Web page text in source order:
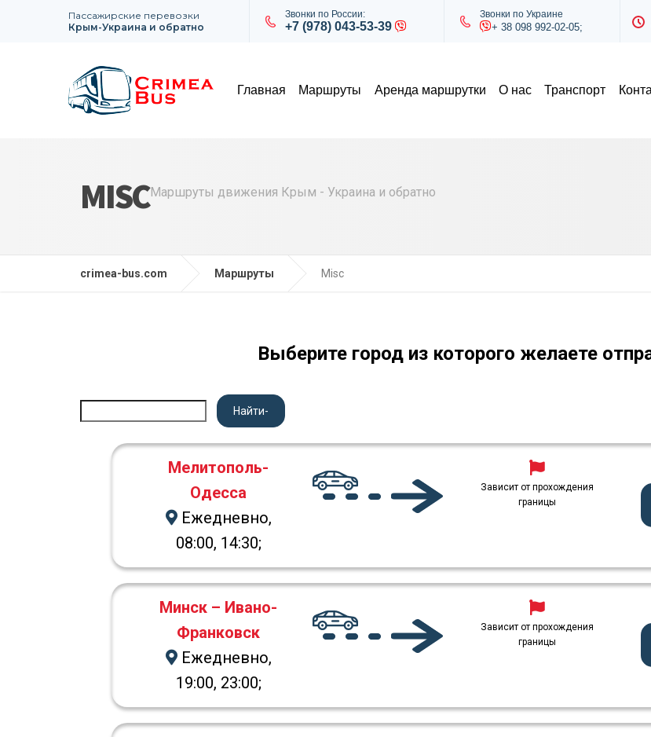
Пассажирские перевозки
Крым-Украина и обратно
Звонки по России:
+7 (978) 043-53-39
Звонки по Украине
+ 38 098 992-02-05;
Главная Маршруты Аренда маршрутки О нас Транспорт
MISCМаршруты движения Крым - Украина и обратно
crimea-bus.com Маршруты Misc
Выберите город из которого желаете
Найти-
Мелитополь-
Одесса
Ежедневно,
08:00, 14:30;
Зависит от прохождения
границы
Минск – Ивано-
Франковск
Ежедневно,
19:00, 23:00;
Зависит от прохождения
границы